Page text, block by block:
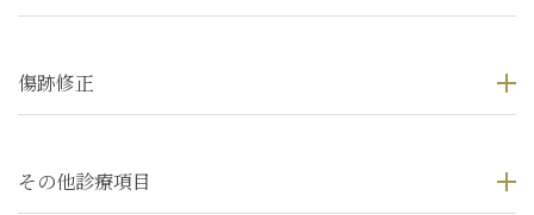
傷跡修正
その他診療項目